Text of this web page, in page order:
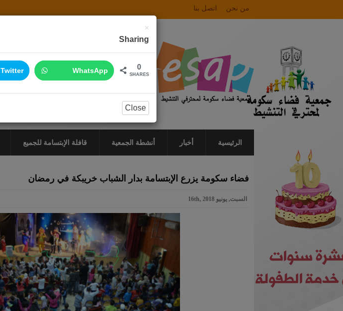
من نحن اتصل بنا
الرئيسية أخبار أنشطة الجمعية قافلة الإبتسامة للجميع
فضاء سكومة يزرع الإبتسامة بدار الشباب خريبكة في رمضان
السبت, يونيو 16th, 2018
×
Sharing
Twitter WhatsApp 0
SHARES
Close